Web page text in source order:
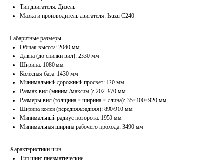
Тип двигателя: Дизель
Марка и производитель двигателя: Isuzu C240
Габаритные размеры
Общая высота: 2040 мм
Длина (до спинки вил): 2330 мм
Ширина: 1080 мм
Колёсная база: 1430 мм
Минимальный дорожный просвет: 120 мм
Размах вил (миним./максим.): 202–970 мм
Размеры вил (толщина × ширина × длина): 35×100×920 мм
Ширина колеи (передняя/задняя): 890/910 мм
Минимальный радиус поворота: 1950 мм
Минимальная ширина рабочего прохода: 3490 мм
Характеристики шин
Тип шин: пневматические